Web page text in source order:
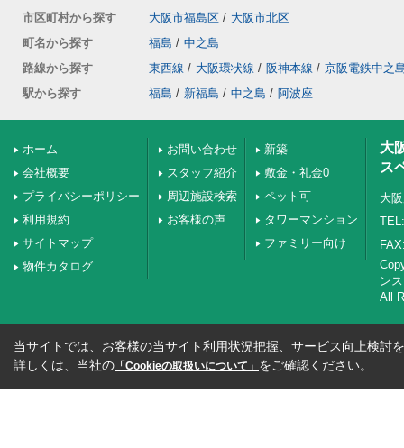
市区町村から探す 大阪市福島区 / 大阪市北区
町名から探す
福島 / 中之島
路線から探す
東西線 / 大阪環状線 / 阪神本線 / 京阪電鉄中之
駅から探す
福島 / 新福島 / 中之島 / 阿波座
ホーム
会社概要
プライバシーポリシー
利用規約
サイトマップ
物件カタログ
お問い合わせ
スタッフ紹介
周辺施設検索
お客様の声
新築
敷金・礼金0
ペット可
タワーマンション
ファミリー向け
大
ス
大
ンス
All
当サイトでは、お客様の当サイト利用状況把握、サービス向上検討
詳しくは、当社の 「Cookieの取扱いについて」 をご確認ください。